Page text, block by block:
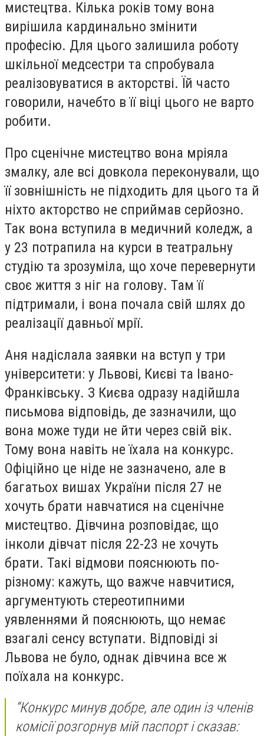
мистецтва. Кілька років тому вона
вирішила кардинально змінити
професію. Для цього залишила роботу
шкільної медсестри та спробувала
реалізовуватися в акторстві. Їй часто
говорили, начебто в її віці цього не варто
робити.
Про сценічне мистецтво вона мріяла
змалку, але всі довкола переконували, що
її зовнішність не підходить для цього та й
ніхто акторство не сприймав серйозно.
Так вона вступила в медичний коледж, а
у 23 потрапила на курси в театральну
студію та зрозуміла, що хоче перевернути
своє життя з ніг на голову. Там її
підтримали, і вона почала свій шлях до
реалізації давньої мрії.
Аня надіслала заявки на вступ у три
університети: у Львові, Києві та Івано-
Франківську. З Києва одразу надійшла
письмова відповідь, де зазначили, що
вона може туди не йти через свій вік.
Тому вона навіть не їхала на конкурс.
Офіційно це ніде не зазначено, але в
багатьох вишах України після 27 не
хочуть брати навчатися на сценічне
мистецтво. Дівчина розповідає, що
інколи дівчат після 22-23 не хочуть
брати. Такі відмови пояснюють по-
різному: кажуть, що важче навчитися,
аргументують стереотипними
уявленнями й пояснюють, що немає
взагалі сенсу вступати. Відповіді зі
Львова не було, однак дівчина все ж
поїхала на конкурс.
“Конкурс минув добре, але один із членів
комісії розгорнув мій паспорт і сказав: